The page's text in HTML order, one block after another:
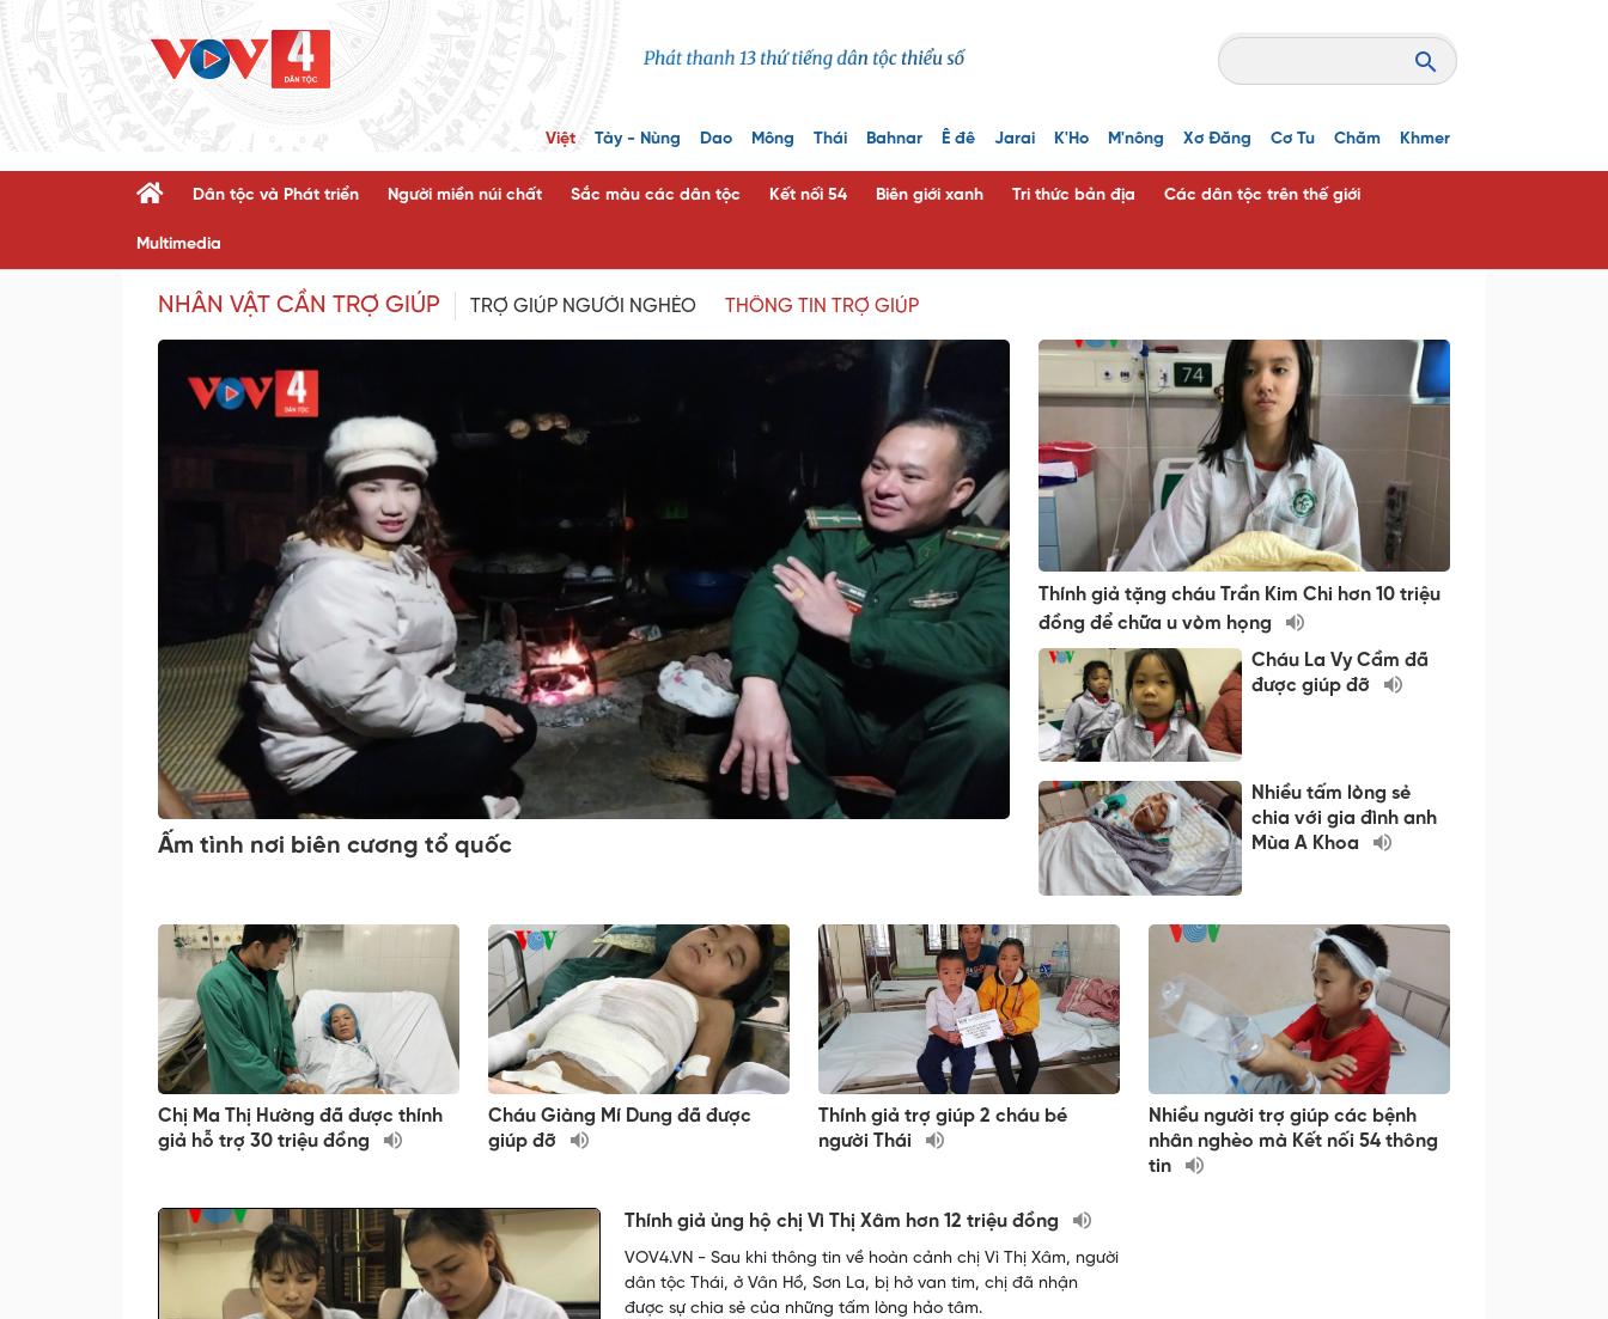
Việt Tày - Nùng Dao Mông Thái Bahnar Ê đê Jarai K'Ho M'nông Xơ Đăng Cơ Tu Chăm Khmer
Dân tộc và Phát triển Người miền núi chất Sắc màu các dân tộc Kết nối 54 Biên giới xanh Tri thức bản địa Các dân tộc trên thế giới
Multimedia
NHÂN VẬT CẦN TRỢ GIÚP TRỢ GIÚP NGƯỜI NGHÈO THÔNG TIN TRỢ GIÚP
Ấm tình nơi biên cương tổ quốc
Thính giả tặng cháu Trần Kim Chi hơn 10 triệu
đồng để chữa u vòm họng
Cháu La Vy Cầm đã
được giúp đỡ
Nhiều tấm lòng sẻ
chia với gia đình anh
Mùa A Khoa
Chị Ma Thị Hường đã được thính
giả hỗ trợ 30 triệu đồng
Cháu Giàng Mí Dung đã được
giúp đỡ
Thính giả trợ giúp 2 cháu bé
người Thái
Nhiều người trợ giúp các bệnh
nhân nghèo mà Kết nối 54 thông
tin
Thính giả ủng hộ chị Vì Thị Xâm hơn 12 triệu đồng
VOV4.VN - Sau khi thông tin về hoàn cảnh chị Vì Thị Xâm, người
dân tộc Thái, ở Vân Hồ, Sơn La, bị hở van tim, chị đã nhận
được sự chia sẻ của những tấm lòng hảo tâm.